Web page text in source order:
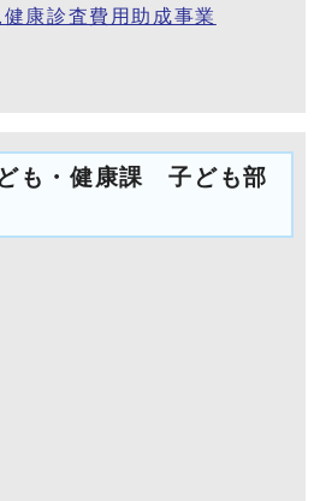
康診査費用助成事業
も・健康課 子ども部